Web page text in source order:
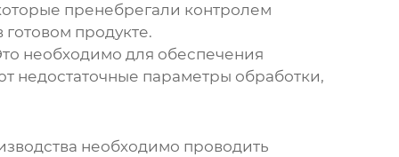
пренебрегали контролем
продукте.
необходимо для обеспечения
недостаточные параметры обработки,
необходимо проводить